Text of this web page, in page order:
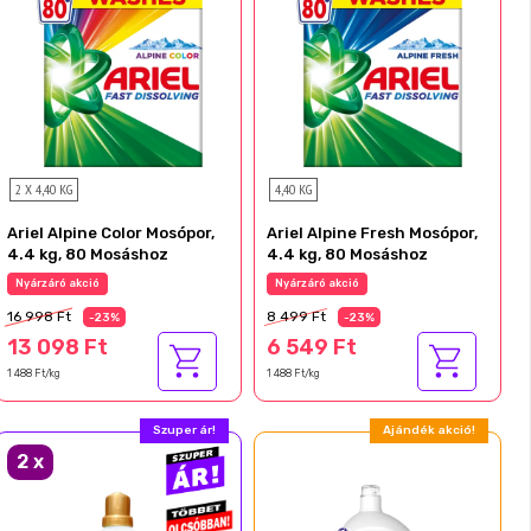
2 X 4,40 KG
Ariel Alpine Color Mosópor,
4.4 kg, 80 Mosáshoz
Nyárzáró akció
16 998 Ft -23%
13 098 Ft
1 488 Ft/kg
4,40 KG
Ariel Alpine Fresh Mosópor,
4.4 kg, 80 Mosáshoz
Nyárzáró akció
8 499 Ft -23%
6 549 Ft
1 488 Ft/kg
Szuper ár!
2x
Ajándék akció!